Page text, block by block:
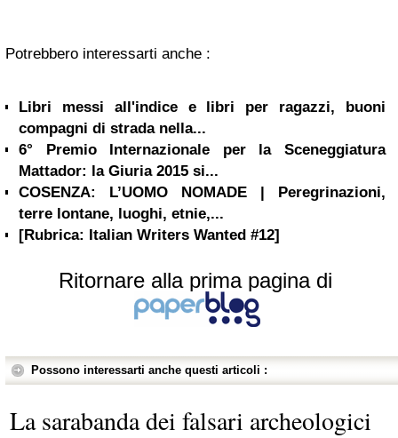
Potrebbero interessarti anche :
Libri messi all'indice e libri per ragazzi, buoni
compagni di strada nella...
6° Premio Internazionale per la Sceneggiatura
Mattador: la Giuria 2015 si...
COSENZA: L’UOMO NOMADE | Peregrinazioni,
terre lontane, luoghi, etnie,...
[Rubrica: Italian Writers Wanted #12]
Ritornare alla prima pagina di
Possono interessarti anche questi articoli :
La sarabanda dei falsari archeologici